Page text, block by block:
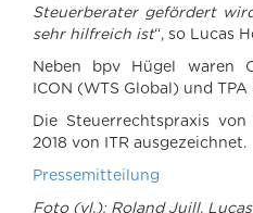
Steuerberater gefördert
sehr hilfreich ist“, so Lucas
Neben bpv Hügel waren
ICON (WTS Global) und
Die Steuerrechtspraxis
2018 von ITR ausgezeichnet.
Pressemitteilung
Foto (vl.): Roland Juill,